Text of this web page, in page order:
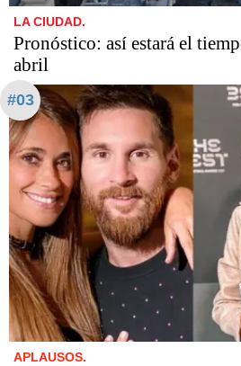
LA CIUDAD.
Pronóstico: así estará el
abril
#03
APLAUSOS.